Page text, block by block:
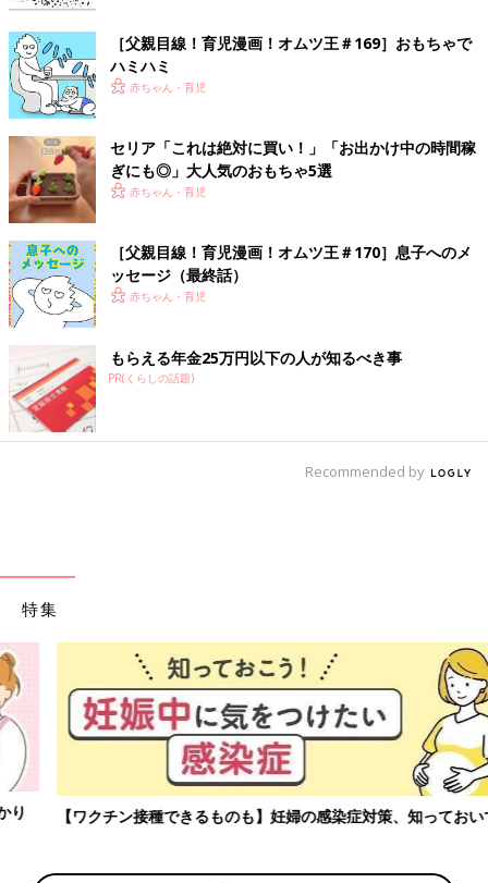
［父親目線！育児漫画！オムツ王＃169］おもちゃで
ハミハミ
赤ちゃん・育児
セリア「これは絶対に買い！」「お出かけ中の時間稼
ぎにも◎」大人気のおもちゃ5選
赤ちゃん・育児
［父親目線！育児漫画！オムツ王＃170］息子へのメ
ッセージ（最終話）
赤ちゃん・育児
もらえる年金25万円以下の人が知るべき事
PR(くらしの話題)
Recommended by
特集
【ワクチン接種できるものも】妊婦の感染症対策、知っておいて！